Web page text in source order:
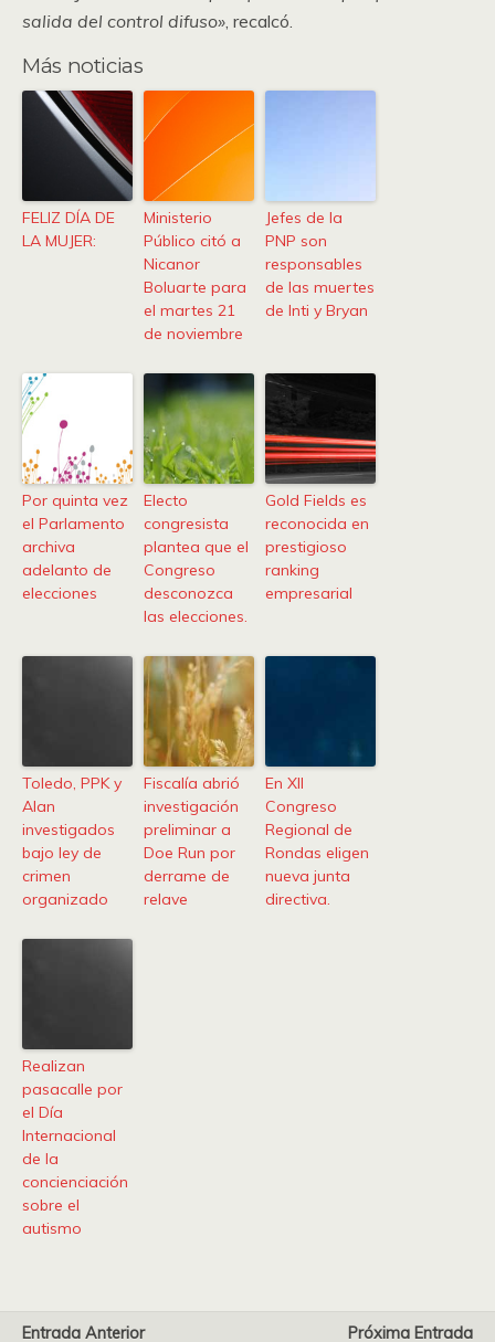
salida del control difuso» , recalcó.
Más noticias
FELIZ DÍA DE
LA MUJER:
Ministerio
Público citó a
Nicanor
Boluarte para
el martes 21
de noviembre
Jefes de la
PNP son
responsables
de las muertes
de Inti y Bryan
Por quinta vez
el Parlamento
archiva
adelanto de
elecciones
Electo
congresista
plantea que el
Congreso
desconozca
las elecciones.
Gold Fields es
reconocida en
prestigioso
ranking
empresarial
Toledo, PPK y
Alan
investigados
bajo ley de
crimen
organizado
Fiscalía abrió
investigación
preliminar a
Doe Run por
derrame de
relave
En XII
Congreso
Regional de
Rondas eligen
nueva junta
directiva.
Realizan
pasacalle por
el Día
Internacional
de la
concienciación
sobre el
autismo
Entrada Anterior Próxima Entrada